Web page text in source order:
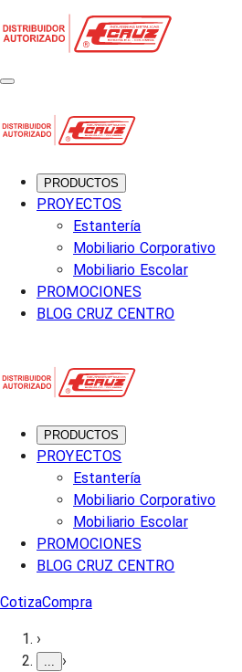
PRODUCTOS
PROYECTOS
Estantería
Mobiliario Corporativo
Mobiliario Escolar
PROMOCIONES
BLOG CRUZ CENTRO
PRODUCTOS
PROYECTOS
Estantería
Mobiliario Corporativo
Mobiliario Escolar
PROMOCIONES
BLOG CRUZ CENTRO
CotizaCompra
›
›